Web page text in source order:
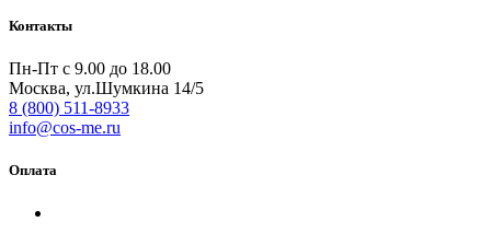
Контакты
Пн-Пт с 9.00 до 18.00
Москва, ул.Шумкина 14/5
8 (800) 511-8933
info@cos-me.ru
Оплата